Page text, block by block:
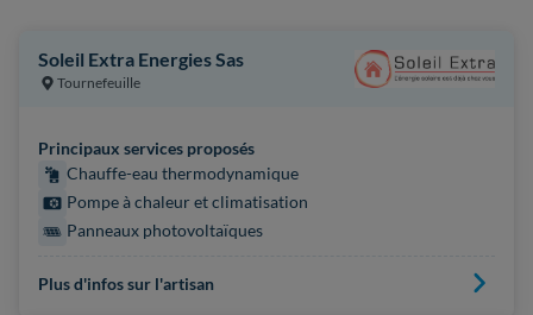
Soleil Extra Energies Sas
Tournefeuille
Principaux services proposés
Chauffe-eau thermodynamique
Pompe à chaleur et climatisation
Panneaux photovoltaïques
Plus d'infos sur l'artisan